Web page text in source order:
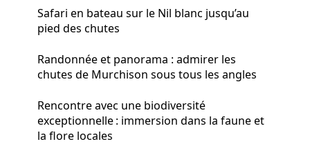
Safari en bateau sur le Nil blanc jusqu’au
pied des chutes
Randonnée et panorama : admirer les
chutes de Murchison sous tous les angles
Rencontre avec une biodiversité
exceptionnelle : immersion dans la faune et
la flore locales